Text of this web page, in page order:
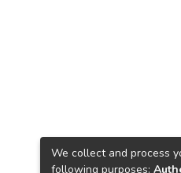
We collect and process
following purposes: